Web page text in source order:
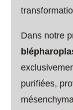
Dans notre
purifiées,